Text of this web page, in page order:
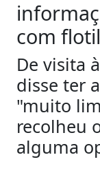
com
De visita
disse ter
"muito
recolheu
alguma